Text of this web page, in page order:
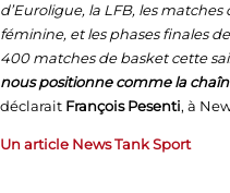
d’Euroligue, la LFB, les
féminine, et les phases finales
400 matches de basket cette
nous positionne comme la
déclarait François Pesenti, à
Un article News Tank Sport